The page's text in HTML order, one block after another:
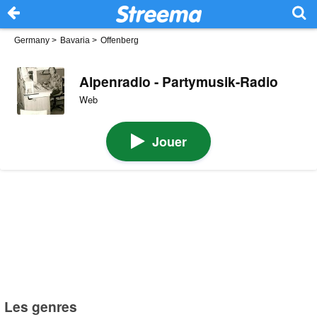
Germany > Bavaria > Offenberg
Alpenradio - Partymusik-Radio
Web
Jouer
Les genres